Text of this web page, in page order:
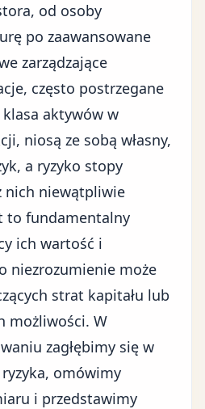
od osoby
po zaawansowane
zarządzające
często postrzegane
aktywów w
niosą ze sobą własny,
a ryzyko stopy
nich niewątpliwie
to fundamentalny
ich wartość i
niezrozumienie może
strat kapitału lub
możliwości. W
zagłębimy się w
omówimy
i przedstawimy